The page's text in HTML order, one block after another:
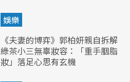
娛樂
《夫妻的博弈》郭柏妍親自拆解
綠茶小三無辜妝容：「重手胭脂
妝」落足心思有玄機